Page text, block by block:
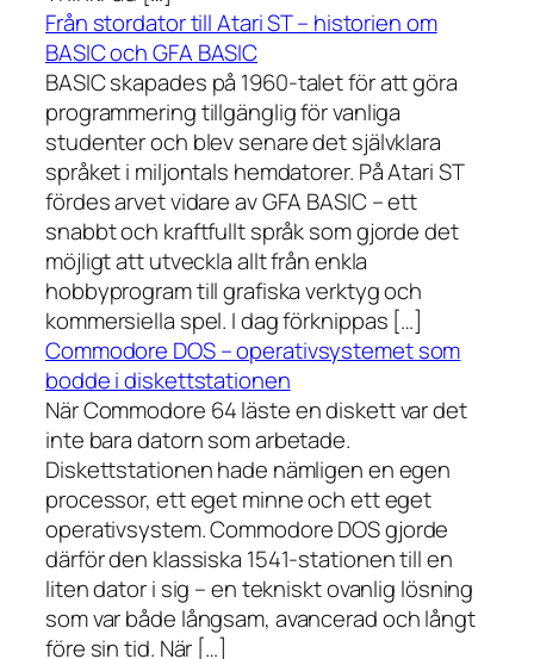
Från stordator till Atari ST – historien om
BASIC och GFA BASIC
BASIC skapades på 1960-talet för att göra
programmering tillgänglig för vanliga
studenter och blev senare det självklara
språket i miljontals hemdatorer. På Atari ST
fördes arvet vidare av GFA BASIC – ett
snabbt och kraftfullt språk som gjorde det
möjligt att utveckla allt från enkla
hobbyprogram till grafiska verktyg och
kommersiella spel. I dag förknippas […]
Commodore DOS – operativsystemet som
bodde i diskettstationen
När Commodore 64 läste en diskett var det
inte bara datorn som arbetade.
Diskettstationen hade nämligen en egen
processor, ett eget minne och ett eget
operativsystem. Commodore DOS gjorde
därför den klassiska 1541-stationen till en
liten dator i sig – en tekniskt ovanlig lösning
som var både långsam, avancerad och långt
före sin tid. När […]